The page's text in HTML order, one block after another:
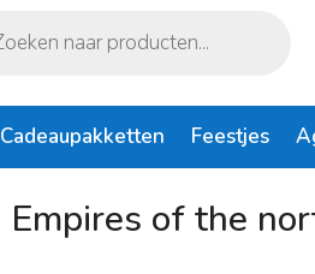
Cadeaupakketten Feestjes
Empires of the